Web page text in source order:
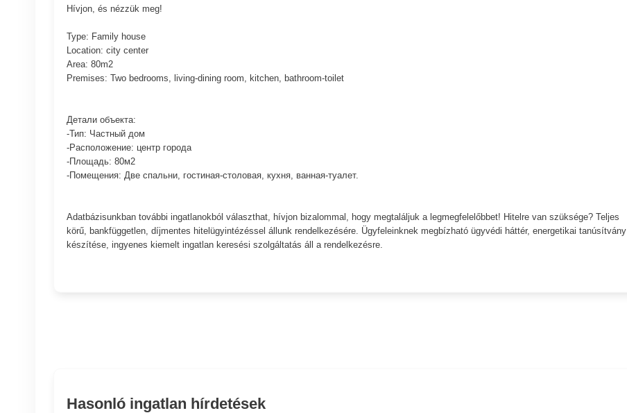
Hívjon, és nézzük meg!
Type: Family house
Location: city ​​center
Area: 80m2
Premises: Two bedrooms, living-dining room, kitchen, bathroom-toilet
Детали объекта:
-Тип: Частный дом
-Расположение: центр города
-Площадь: 80м2
-Помещения: Две спальни, гостиная-столовая, кухня, ванная-туалет.
Adatbázisunkban további ingatlanokból választhat, hívjon bizalommal, hogy megtaláljuk a legmegfelelőbbet! Hitelre van szüksége? Teljes
körű, bankfüggetlen, díjmentes hitelügyintézéssel állunk rendelkezésére. Ügyfeleinknek megbízható ügyvédi háttér, energetikai tanúsítvány
készítése, ingyenes kiemelt ingatlan keresési szolgáltatás áll a rendelkezésre.
Hasonló ingatlan hírdetések